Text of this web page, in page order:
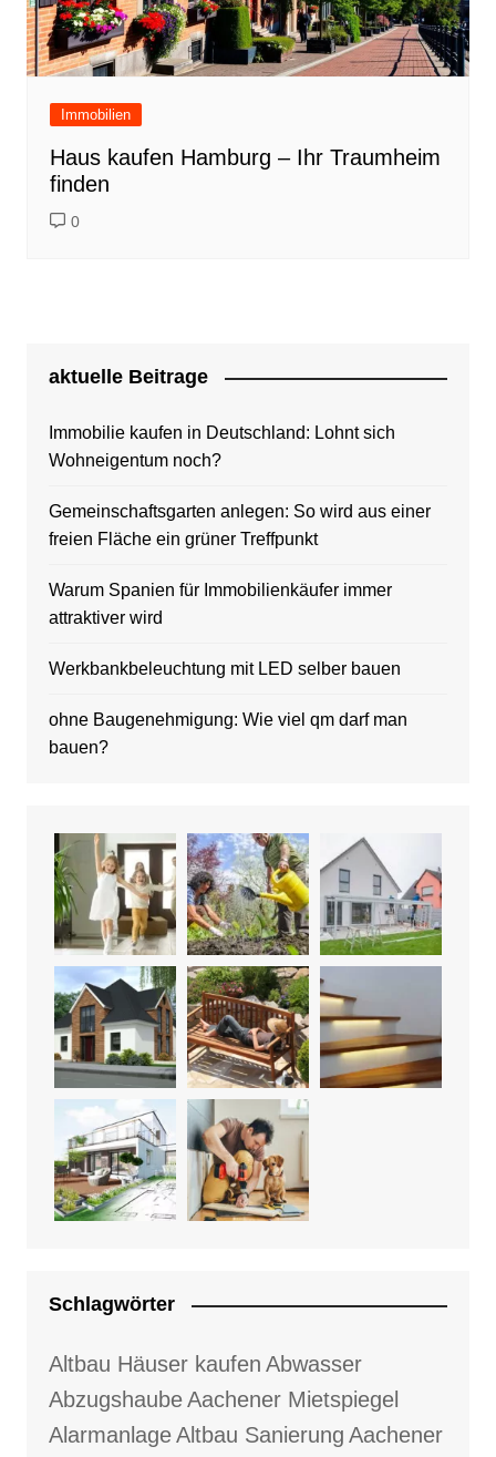
Immobilien
Haus kaufen Hamburg – Ihr Traumheim
finden
0
aktuelle Beitrage
Immobilie kaufen in Deutschland: Lohnt sich
Wohneigentum noch?
Gemeinschaftsgarten anlegen: So wird aus einer
freien Fläche ein grüner Treffpunkt
Warum Spanien für Immobilienkäufer immer
attraktiver wird
Werkbankbeleuchtung mit LED selber bauen
ohne Baugenehmigung: Wie viel qm darf man
bauen?
Schlagwörter
Altbau Häuser kaufen Abwasser
AbzugshaubeAachener Mietspiegel
AlarmanlageAltbau Sanierung Aachener